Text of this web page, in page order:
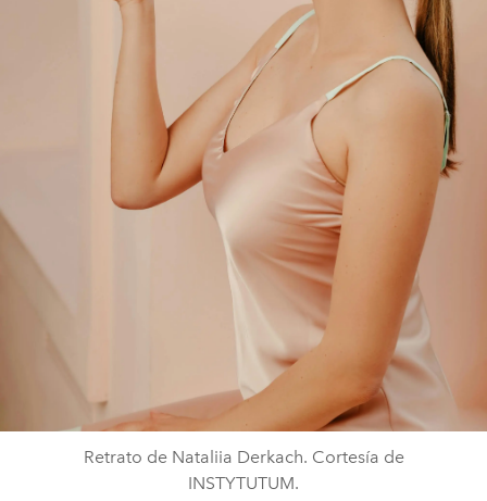
Retrato de Nataliia Derkach. Cortesía de
INSTYTUTUM.